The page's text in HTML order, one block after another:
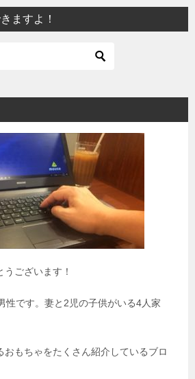
ますよ！
ございます！
性です。妻と2児の子供がいる4人家
おもちゃをたくさん紹介しているブロ